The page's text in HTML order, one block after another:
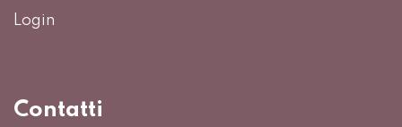
Login
Contatti